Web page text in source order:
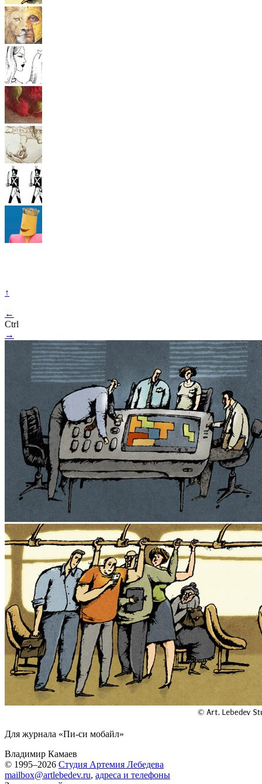
↑
←
Ctrl
→
Для журнала «Пи-си мобайл»
Владимир Камаев
© 1995–2026 Студия Артемия Лебедева
mailbox@artlebedev.ru, адреса и телефоны